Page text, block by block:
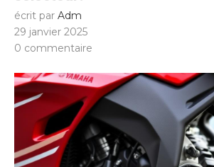
écrit par Adm
29 janvier 2025
0 commentaire